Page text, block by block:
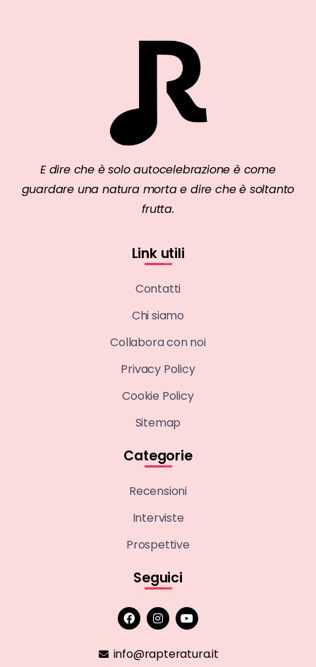
E dire che è solo autocelebrazione è come
guardare una natura morta e dire che è soltanto
frutta.
Link utili
Contatti
Chi siamo
Collabora con noi
Privacy Policy
Cookie Policy
Sitemap
Categorie
Recensioni
Interviste
Prospettive
Seguici
info@rapteratura.it